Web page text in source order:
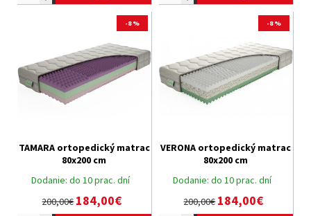
-8 %
Dodanie: do 10 prac. dní
TAMARA ortopedický matrac
80x200 cm
200,00€184,00€
-8 %
Dodanie: do 10 prac. dní
VERONA ortopedický matrac
80x200 cm
200,00€184,00€